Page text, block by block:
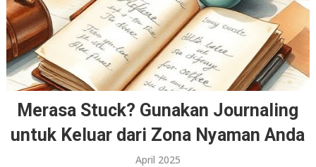
Merasa Stuck? Gunakan Journaling
untuk Keluar dari Zona Nyaman Anda
April 2025